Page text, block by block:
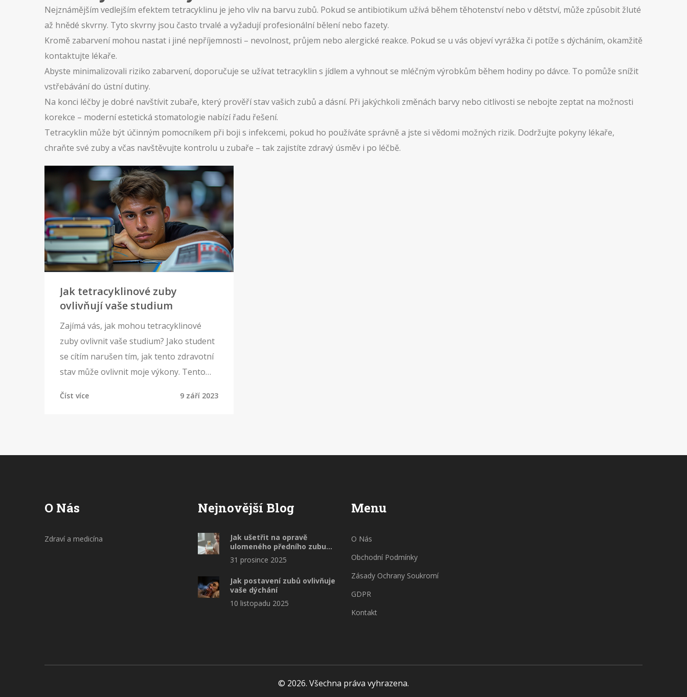
Nejznámějším vedlejším efektem tetracyklinu je jeho vliv na barvu zubů. Pokud se antibiotikum užívá během těhotenství nebo v dětství, může způsobit žluté
až hnědé skvrny. Tyto skvrny jsou často trvalé a vyžadují profesionální bělení nebo fazety.
Kromě zabarvení mohou nastat i jiné nepříjemnosti – nevolnost, průjem nebo alergické reakce. Pokud se u vás objeví vyrážka či potíže s dýcháním, okamžitě
kontaktujte lékaře.
Abyste minimalizovali riziko zabarvení, doporučuje se užívat tetracyklin s jídlem a vyhnout se mléčným výrobkům během hodiny po dávce. To pomůže snížit
vstřebávání do ústní dutiny.
Na konci léčby je dobré navštívit zubaře, který prověří stav vašich zubů a dásní. Při jakýchkoli změnách barvy nebo citlivosti se nebojte zeptat na možnosti
korekce – moderní estetická stomatologie nabízí řadu řešení.
Tetracyklin může být účinným pomocníkem při boji s infekcemi, pokud ho používáte správně a jste si vědomi možných rizik. Dodržujte pokyny lékaře,
chraňte své zuby a včas navštěvujte kontrolu u zubaře – tak zajistíte zdravý úsměv i po léčbě.
Jak tetracyklinové zuby
ovlivňují vaše studium
Zajímá vás, jak mohou tetracyklinové
zuby ovlivnit vaše studium? Jako student
se cítím narušen tím, jak tento zdravotní
stav může ovlivnit moje výkony. Tento
Číst více 9 září 2023
O Nás
Zdraví a medicína
Nejnovější Blog
Jak ušetřit na opravě
ulomeného předního zubu
bez kompromisů na kvalitě
31 prosince 2025
Jak postavení zubů ovlivňuje
vaše dýchání
10 listopadu 2025
Menu
O Nás
Obchodní Podmínky
Zásady Ochrany Soukromí
GDPR
Kontakt
© 2026. Všechna práva vyhrazena.